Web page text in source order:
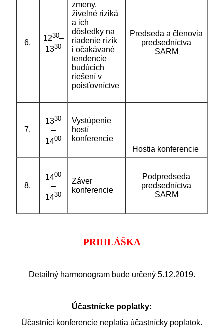
6.
1230–
1330
zmeny,
živelné riziká
a ich
dôsledky na
riadenie rizík
i očakávané
tendencie
budúcich
riešení v
poisťovníctve
Predseda a členovia
predsedníctva
SARM
7.
1330
–
1400
Vystúpenie
hostí
konferencie
Hostia konferencie
8.
1400
–
1430
Záver
konferencie
Podpredseda
predsedníctva
SARM
PRIHLÁŠKA
Detailný harmonogram bude určený 5.12.2019.
Účastnícke poplatky:
Účastníci konferencie neplatia účastnícky poplatok.